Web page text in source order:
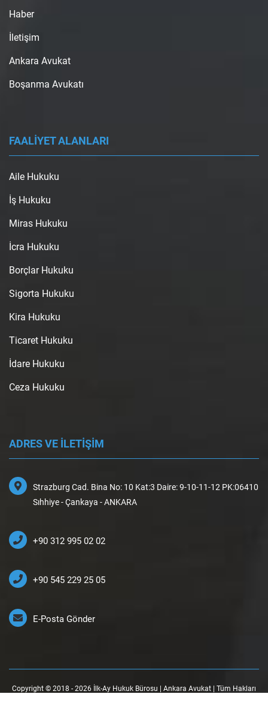
Haber
İletişim
Ankara Avukat
Boşanma Avukatı
FAALİYET ALANLARI
Aile Hukuku
İş Hukuku
Miras Hukuku
İcra Hukuku
Borçlar Hukuku
Sigorta Hukuku
Kira Hukuku
Ticaret Hukuku
İdare Hukuku
Ceza Hukuku
ADRES VE İLETİŞİM
Strazburg Cad. Bina No: 10 Kat:3 Daire: 9-10-11-12 PK:06410
Sıhhiye - Çankaya - ANKARA
+90 312 995 02 02
+90 545 229 25 05
E-Posta Gönder
Copyright © 2018 - 2026 İlk-Ay Hukuk Bürosu | Ankara Avukat | Tüm Hakları